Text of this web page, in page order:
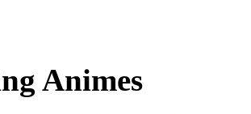
Animes